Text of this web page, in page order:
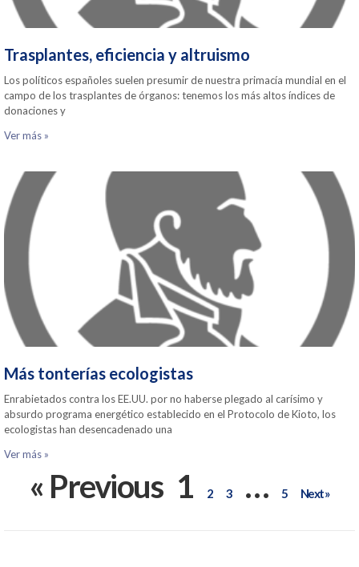
Trasplantes, eficiencia y altruismo
Los políticos españoles suelen presumir de nuestra primacía mundial en el
campo de los trasplantes de órganos: tenemos los más altos índices de
donaciones y
Ver más »
Más tonterías ecologistas
Enrabietados contra los EE.UU. por no haberse plegado al carísimo y
absurdo programa energético establecido en el Protocolo de Kioto, los
ecologistas han desencadenado una
Ver más »
« Previous 1 2 3 … 5 Next »